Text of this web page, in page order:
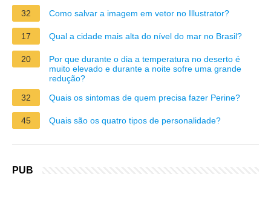
32 Como salvar a imagem em vetor no Illustrator?
17 Qual a cidade mais alta do nível do mar no Brasil?
20
Por que durante o dia a temperatura no deserto é
muito elevado e durante a noite sofre uma grande
redução?
32
Quais os sintomas de quem precisa fazer Perine?
45 Quais são os quatro tipos de personalidade?
PUB